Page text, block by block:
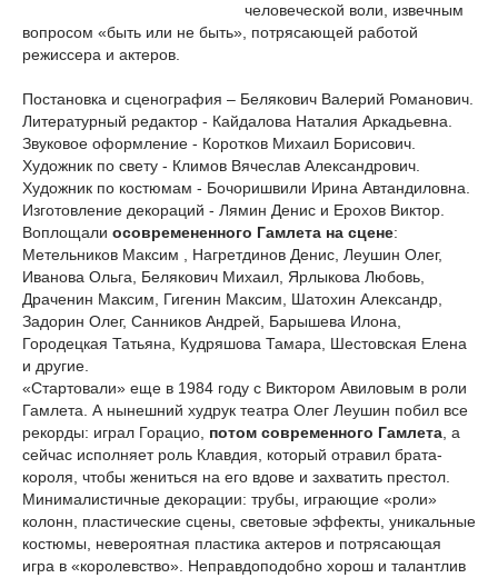
человеческой воли, извечным
вопросом «быть или не быть», потрясающей работой
режиссера и актеров.
Постановка и сценография – Белякович Валерий Романович.
Литературный редактор - Кайдалова Наталия Аркадьевна.
Звуковое оформление - Коротков Михаил Борисович.
Художник по свету - Климов Вячеслав Александрович.
Художник по костюмам - Бочоришвили Ирина Автандиловна.
Изготовление декораций - Лямин Денис и Ерохов Виктор.
Воплощали осовремененного Гамлета на сцене:
Метельников Максим , Нагретдинов Денис, Леушин Олег,
Иванова Ольга, Белякович Михаил, Ярлыкова Любовь,
Драченин Максим, Гигенин Максим, Шатохин Александр,
Задорин Олег, Санников Андрей, Барышева Илона,
Городецкая Татьяна, Кудряшова Тамара, Шестовская Елена
и другие.
«Стартовали» еще в 1984 году с Виктором Авиловым в роли
Гамлета. А нынешний худрук театра Олег Леушин побил все
рекорды: играл Горацио, потом современного Гамлета , а
сейчас исполняет роль Клавдия, который отравил брата-
короля, чтобы жениться на его вдове и захватить престол.
Минималистичные декорации: трубы, играющие «роли»
колонн, пластические сцены, световые эффекты, уникальные
костюмы, невероятная пластика актеров и потрясающая
игра в «королевство». Неправдоподобно хорош и талантлив